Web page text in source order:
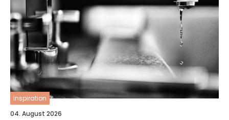
inspiration
04. August 2026